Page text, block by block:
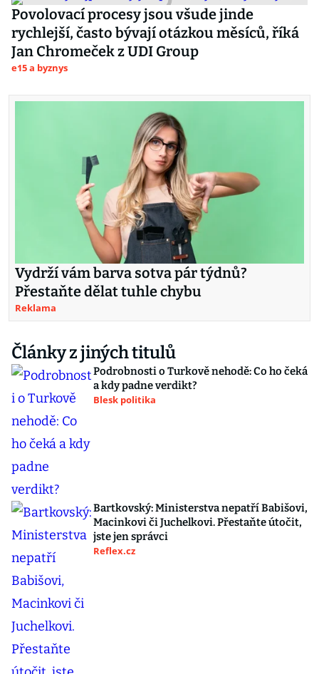
Povolovací procesy jsou všude jinde
rychlejší, často bývají otázkou měsíců, říká
Jan Chromeček z UDI Group
e15 a byznys
Vydrží vám barva sotva pár týdnů?
Přestaňte dělat tuhle chybu
Reklama
Články z jiných titulů
Podrobnosti o Turkově nehodě: Co ho čeká
a kdy padne verdikt?
Blesk politika
Bartkovský: Ministerstva nepatří Babišovi,
Macinkovi či Juchelkovi. Přestaňte útočit,
jste jen správci
Reflex.cz